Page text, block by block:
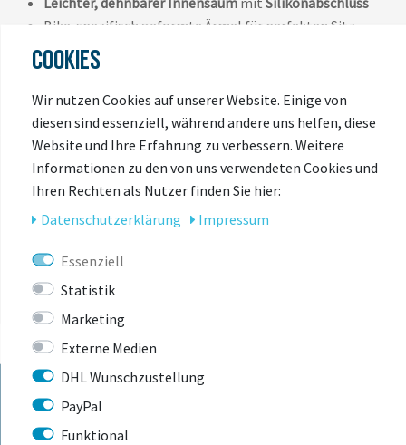
Bike-spezifisch geformte Ärmel für perfekten Sitz
ZULETZT
ANGESEHEN
KONTAKT
COOKIES
Wir nutzen Cookies auf unserer Website. Einige von
diesen sind essenziell, während andere uns helfen, diese
Website und Ihre Erfahrung zu verbessern. Weitere
Informationen zu den von uns verwendeten Cookies und
Ihren Rechten als Nutzer finden Sie hier:
Daten­schutz­erklärung
Impressum
Essenziell
Statistik
Marketing
Externe Medien
DHL Wunschzustellung
PayPal
Funktional